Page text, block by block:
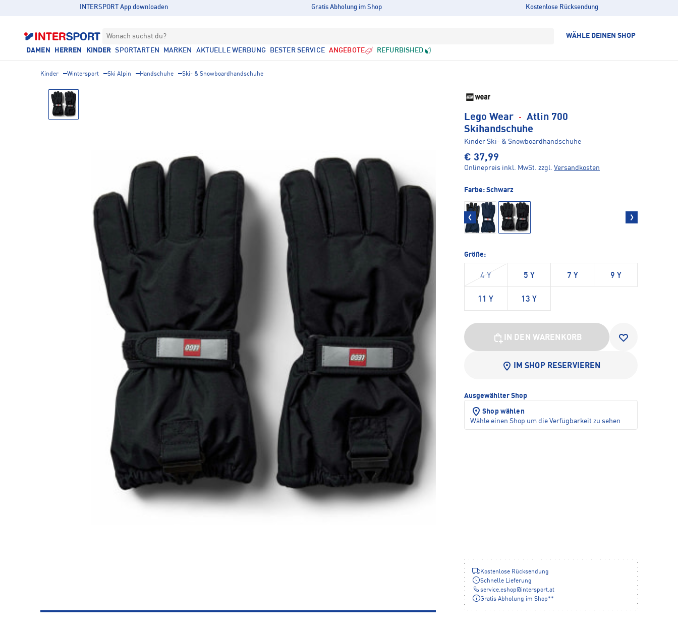
INTERSPORT App downloaden Gratis Abholung im Shop Kostenlose Rücksendung
Wonach suchst du? WÄHLE DEINEN SHOP
DAMEN HERREN KINDER SPORTARTEN MARKEN AKTUELLE WERBUNG BESTER SERVICE ANGEBOTE REFURBISHED
Kinder Wintersport Ski Alpin Handschuhe Ski- & Snowboardhandschuhe
Lego Wear · Atlin 700
Skihandschuhe
Kinder Ski- & Snowboardhandschuhe
€ 37,99
Onlinepreis inkl. MwSt. zzgl. Versandkosten
Farbe: Schwarz
Größe:
4 Y 5 Y 7 Y 9 Y
11 Y 13 Y
IN DEN WARENKORB
IM SHOP RESERVIEREN
Ausgewählter Shop
Shop wählen
Wähle einen Shop um die Verfügbarkeit zu sehen
Kostenlose Rücksendung
Schnelle Lieferung
service.eshop@intersport.at
Gratis Abholung im Shop**